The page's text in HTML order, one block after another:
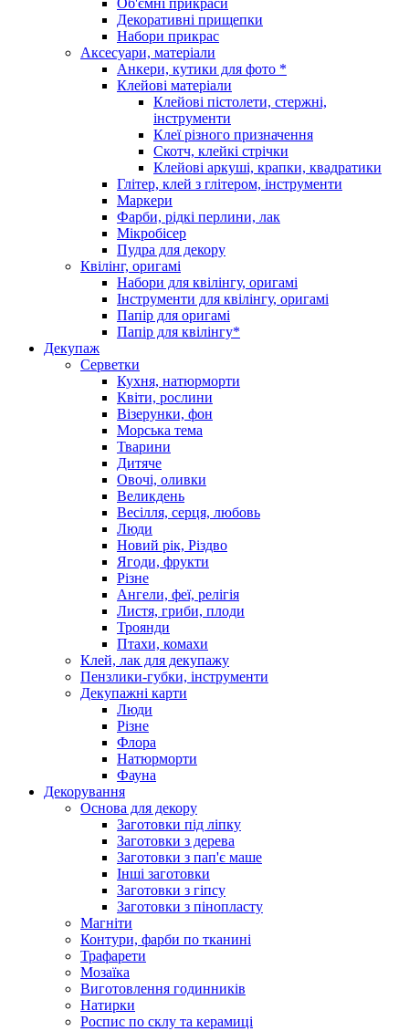
Декоративні прищепки
Набори прикрас
Аксесуари, матеріали
Анкери, кутики для фото *
Клейові матеріали
Клейові пістолети, стержні,
інструменти
Клеї різного призначення
Скотч, клейкі стрічки
Клейові аркуші, крапки, квадратики
Глітер, клей з глітером, інструменти
Маркери
Фарби, рідкі перлини, лак
Мікробісер
Пудра для декору
Квілінг, оригамі
Набори для квілінгу, оригамі
Інструменти для квілінгу, оригамі
Папір для оригамі
Папір для квілінгу*
Декупаж
Серветки
Кухня, натюрморти
Квіти, рослини
Візерунки, фон
Морська тема
Тварини
Дитяче
Овочі, оливки
Великдень
Весілля, серця, любовь
Люди
Новий рік, Різдво
Ягоди, фрукти
Різне
Ангели, феї, релігія
Листя, гриби, плоди
Троянди
Птахи, комахи
Клей, лак для декупажу
Пензлики-губки, інструменти
Декупажні карти
Люди
Різне
Флора
Натюрморти
Фауна
Декорування
Основа для декору
Заготовки під ліпку
Заготовки з дерева
Заготовки з пап'є маше
Інші заготовки
Заготовки з гіпсу
Заготовки з пінопласту
Магніти
Контури, фарби по тканині
Трафарети
Мозаїка
Виготовлення годинників
Натирки
Роспис по склу та керамиці